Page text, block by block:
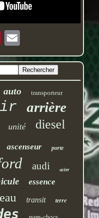
auto transporteur
arrière
unité diesel
ascenseur porte
audi acier
essence
eau transit terre